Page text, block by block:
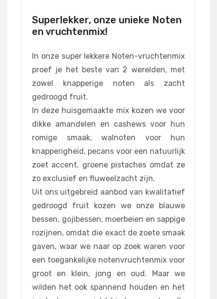
Superlekker, onze unieke Noten
en vruchtenmix!
In onze super lekkere Noten-vruchtenmix
proef je het beste van 2 werelden, met
zowel knapperige noten als zacht
gedroogd fruit.
In deze huisgemaakte mix kozen we voor
dikke amandelen en cashews voor hun
romige smaak, walnoten voor hun
knapperigheid, pecans voor een natuurlijk
zoet accent, groene pistaches omdat ze
zo exclusief en fluweelzacht zijn.
Uit ons uitgebreid aanbod van kwalitatief
gedroogd fruit kozen we onze blauwe
bessen, gojibessen, moerbeien en sappige
rozijnen, omdat die exact de zoete smaak
gaven, waar we naar op zoek waren voor
een toegankelijke notenvruchtenmix voor
groot en klein, jong en oud. Maar we
wilden het ook spannend houden en het